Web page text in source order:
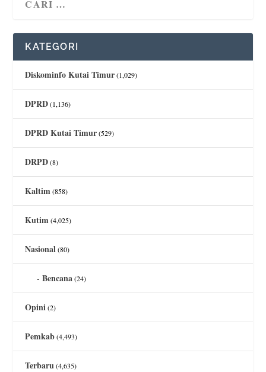
KATEGORI
Diskominfo Kutai Timur(1,029)
DPRD(1,136)
DPRD Kutai Timur(529)
DRPD(8)
Kaltim(858)
Kutim(4,025)
Nasional(80)
Bencana(24)
Opini(2)
Pemkab(4,493)
Terbaru(4,635)